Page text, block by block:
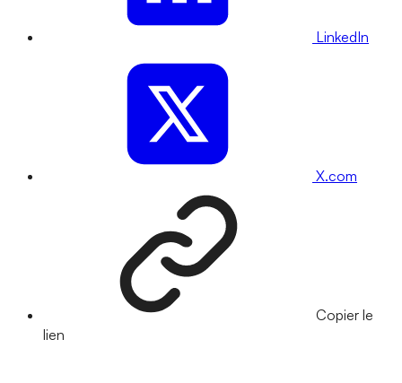
LinkedIn
X.com
Copier le
lien